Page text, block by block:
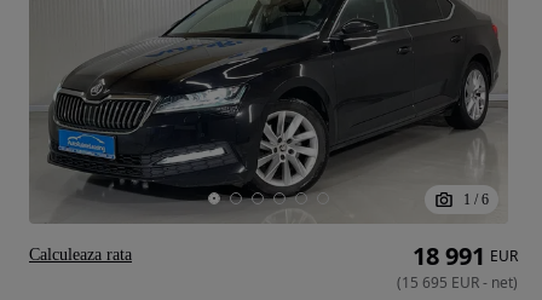
1 / 6
18 991 EUR
(15 695 EUR- net)
Calculeaza rata